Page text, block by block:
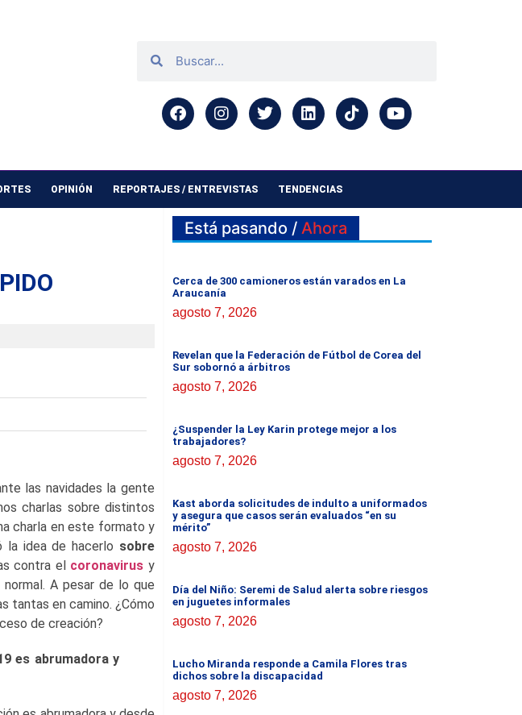
OPINIÓN REPORTAJES / ENTREVISTAS TENDENCIAS
las navidades la gente
charlas sobre distintos
charla en este formato y
la idea de hacerlo sobre
contra el coronavirus y
A pesar de lo que
tantas en camino. ¿Cómo
de creación?
es abrumadora y
Está pasando / Ahora
Cerca de 300 camioneros están varados en La
Araucanía
agosto 7, 2026
Revelan que la Federación de Fútbol de Corea del
Sur sobornó a árbitros
agosto 7, 2026
¿Suspender la Ley Karin protege mejor a los
trabajadores?
agosto 7, 2026
Kast aborda solicitudes de indulto a uniformados
y asegura que casos serán evaluados “en su
mérito”
agosto 7, 2026
Día del Niño: Seremi de Salud alerta sobre riesgos
en juguetes informales
agosto 7, 2026
Lucho Miranda responde a Camila Flores tras
dichos sobre la discapacidad
agosto 7, 2026